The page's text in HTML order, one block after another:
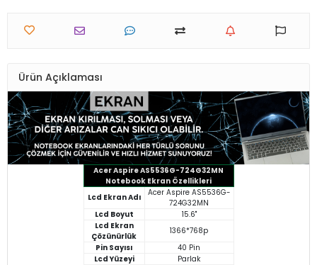
Ürün Açıklaması
Acer Aspire AS5536G-724G32MN
Notebook Ekran Özellikleri
Lcd Ekran Adı
Acer Aspire AS5536G-
724G32MN
Lcd Boyut
15.6"
Lcd Ekran
Çözünürlük
1366*768p
Pin Sayısı
40 Pin
Lcd Yüzeyi
Parlak